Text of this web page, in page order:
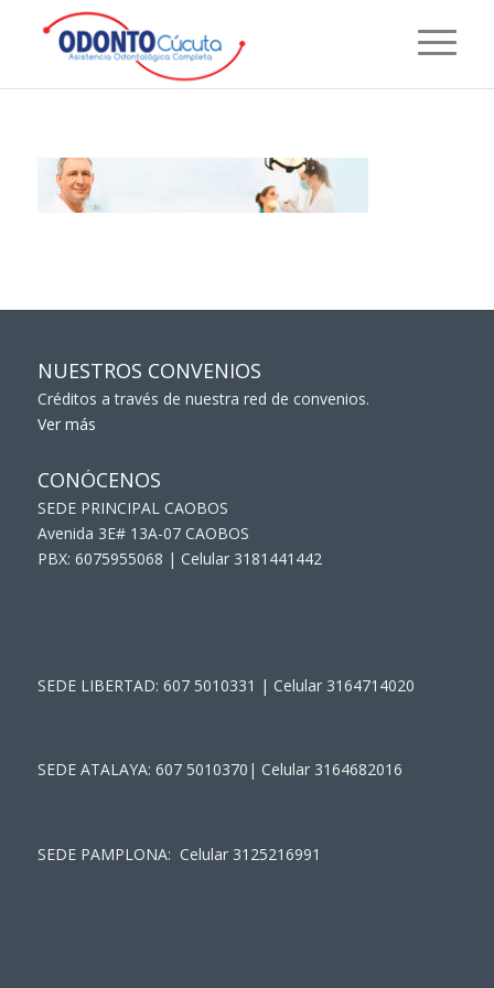
NUESTROS CONVENIOS
Créditos a través de nuestra red de convenios.
Ver más
CONÓCENOS
SEDE PRINCIPAL CAOBOS
Avenida 3E# 13A-07 CAOBOS
PBX: 6075955068 | Celular 3181441442
SEDE LIBERTAD: 607 5010331 | Celular 3164714020
SEDE ATALAYA: 607 5010370| Celular 3164682016
SEDE PAMPLONA: Celular 3125216991